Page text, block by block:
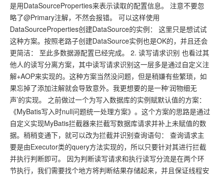
是用DataSourceProperties来表示读取的配置信息。 注意不要忽
略了@Primary注解，不然会报错。 可以这样使用
DataSourceProperties创建DataSource的实例： 这里只是想试试
这种方案。按照老路子创建DataSource实例也是OK的，并且还会
更简洁： 至此多数据源配置已经完成。 2. 读写请求识别 也看过其
他人的读写分离方案，其中读写请求识别这一层多是通过自定义注
解+AOP来实现的。这种方案当然没问题，但是稍嫌有些繁琐，如
果忘掉了添加注解就会导致意外。我更想要的是一种‘润物细无
声’的实现。 之前做过一个为写入数据库的实例赋默认值的方案：
《MyBatis写入时null问题统一处理方案》。这个方案的思路是通过
自定义实现MyBatis拦截器来拦截写数据库请求并补上未赋值的数
据。稍稍变通下，就可以改为拦截并识别查询语句： 查询请求主
要是由Executor类的query方法实现的，所以只要针对其进行拦截
并执行判断即可。 因为判断读写请求和执行读写分流是在两个环
节执行，我们需要找个地方将判断结果存储起来，并且保证线程安